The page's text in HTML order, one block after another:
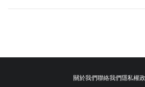
關於我們聯絡我們隱私權